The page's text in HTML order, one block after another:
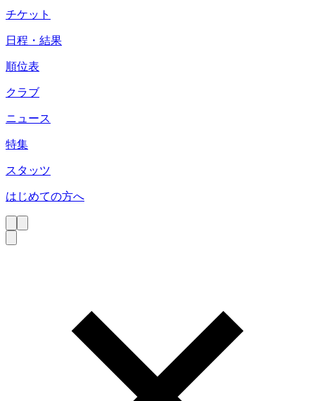
チケット
日程・結果
順位表
クラブ
ニュース
特集
スタッツ
はじめての方へ